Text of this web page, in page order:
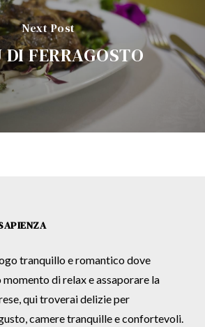
Next Post
DI FERRAGOSTO
tranquillo e romantico dove
momento di relax e assaporare la
qui troverai delizie per
camere tranquille e confortevoli.